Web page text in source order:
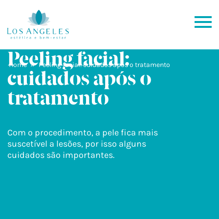
Home » Peeling facial: cuidados após o tratamento
Peeling facial:
cuidados após o
tratamento
Com o procedimento, a pele fica mais
suscetível a lesões, por isso alguns
cuidados são importantes.